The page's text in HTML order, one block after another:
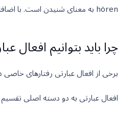
hören به معنای شنیدن است. با اضافه کردن پیشوند auf به آن فعل جدید aufhören را به معنای متوقف کردن یا تمام کردن می سازیم. (معنای فعل جدید )
چرا باید بتوانیم افعال
برخی از افعال عبارتی رفتارهای خاصی
افعال عبارتی به دو دسته اصلی